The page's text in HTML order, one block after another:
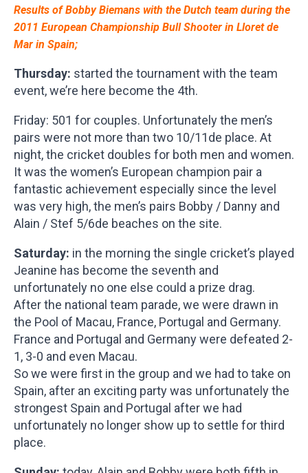
Results of Bobby Biemans with the Dutch team during the
2011 European Championship Bull Shooter in Lloret de
Mar in Spain;
Thursday: started the tournament with the team
event, we’re here become the 4th.
Friday: 501 for couples. Unfortunately the men’s
pairs were not more than two 10/11de place. At
night, the cricket doubles for both men and women.
It was the women’s European champion pair a
fantastic achievement especially since the level
was very high, the men’s pairs Bobby / Danny and
Alain / Stef 5/6de beaches on the site.
Saturday: in the morning the single cricket’s played
Jeanine has become the seventh and
unfortunately no one else could a prize drag.
After the national team parade, we were drawn in
the Pool of Macau, France, Portugal and Germany.
France and Portugal and Germany were defeated 2-
1, 3-0 and even Macau.
So we were first in the group and we had to take on
Spain, after an exciting party was unfortunately the
strongest Spain and Portugal after we had
unfortunately no longer show up to settle for third
place.